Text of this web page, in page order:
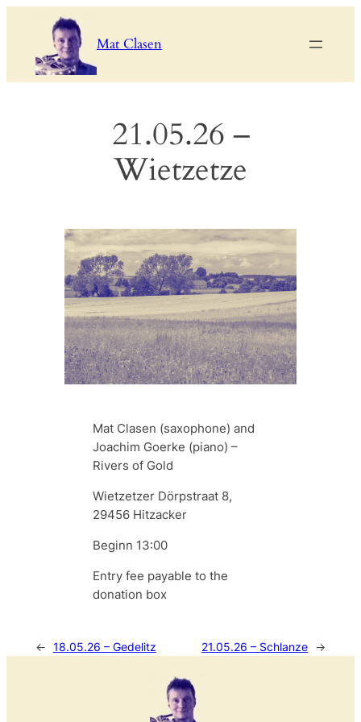
content
Mat Clasen
21.05.26 –
Wietzetze
Mat Clasen (saxophone) and
Joachim Goerke (piano) –
Rivers of Gold
Wietzetzer Dörpstraat 8,
29456 Hitzacker
Beginn 13:00
Entry fee payable to the
donation box
← 18.05.26 – Gedelitz 21.05.26 – Schlanze →